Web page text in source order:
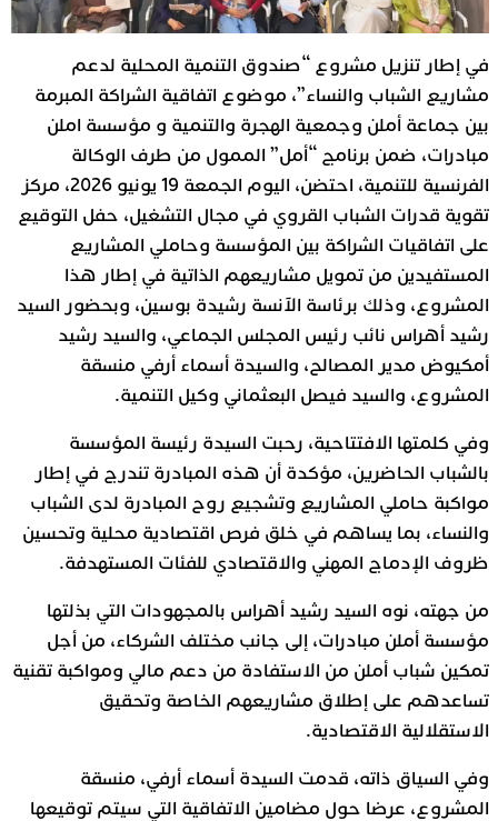
في إطار تنزيل مشروع “صندوق التنمية المحلية لدعم
مشاريع الشباب والنساء”، موضوع اتفاقية الشراكة المبرمة
بين جماعة أملن وجمعية الهجرة والتنمية و مؤسسة املن
مبادرات، ضمن برنامج “أمل” الممول من طرف الوكالة
الفرنسية للتنمية، احتضن، اليوم الجمعة 19 يونيو 2026، مركز
تقوية قدرات الشباب القروي في مجال التشغيل، حفل التوقيع
على اتفاقيات الشراكة بين المؤسسة وحاملي المشاريع
المستفيدين من تمويل مشاريعهم الذاتية في إطار هذا
المشروع، وذلك برئاسة الآنسة رشيدة بوسين، وبحضور السيد
رشيد أهراس نائب رئيس المجلس الجماعي، والسيد رشيد
أمكيوض مدير المصالح، والسيدة أسماء أرفي منسقة
المشروع، والسيد فيصل البعثماني وكيل التنمية.
وفي كلمتها الافتتاحية، رحبت السيدة رئيسة المؤسسة
بالشباب الحاضرين، مؤكدة أن هذه المبادرة تندرج في إطار
مواكبة حاملي المشاريع وتشجيع روح المبادرة لدى الشباب
والنساء، بما يساهم في خلق فرص اقتصادية محلية وتحسين
ظروف الإدماج المهني والاقتصادي للفئات المستهدفة.
من جهته، نوه السيد رشيد أهراس بالمجهودات التي بذلتها
مؤسسة أملن مبادرات، إلى جانب مختلف الشركاء، من أجل
تمكين شباب أملن من الاستفادة من دعم مالي ومواكبة تقنية
تساعدهم على إطلاق مشاريعهم الخاصة وتحقيق
الاستقلالية الاقتصادية.
وفي السياق ذاته، قدمت السيدة أسماء أرفي، منسقة
المشروع، عرضا حول مضامين الاتفاقية التي سيتم توقيعها